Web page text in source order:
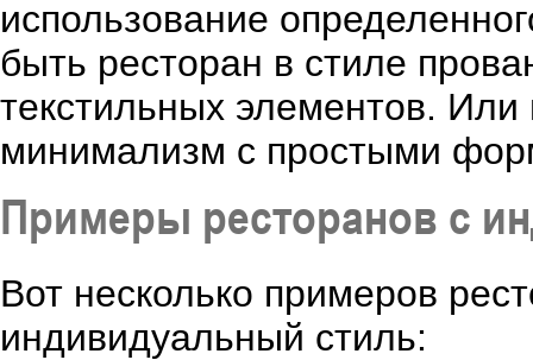
использование
быть ресторан в стиле
текстильных элементов.
минимализм с простыми
Примеры ресторанов с
Вот несколько примеров
индивидуальный стиль: